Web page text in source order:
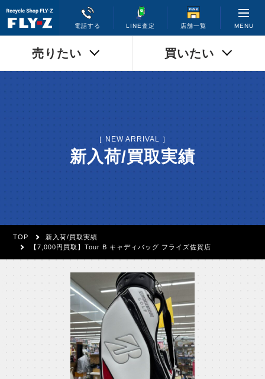
電話する LINE査定 店舗一覧 MENU
売りたい 買いたい
［ NEW ARRIVAL ］
新入荷/買取実績
TOP
新入荷/買取実績
【7,000円買取】Tour B キャディバッグ フライズ佐賀店